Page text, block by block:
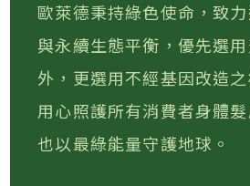
歐萊德秉持綠色使命，致
與永續生態平衡，優先選
外，更選用不經基因改造
用心照護所有消費者身體
也以最綠能量守護地球。